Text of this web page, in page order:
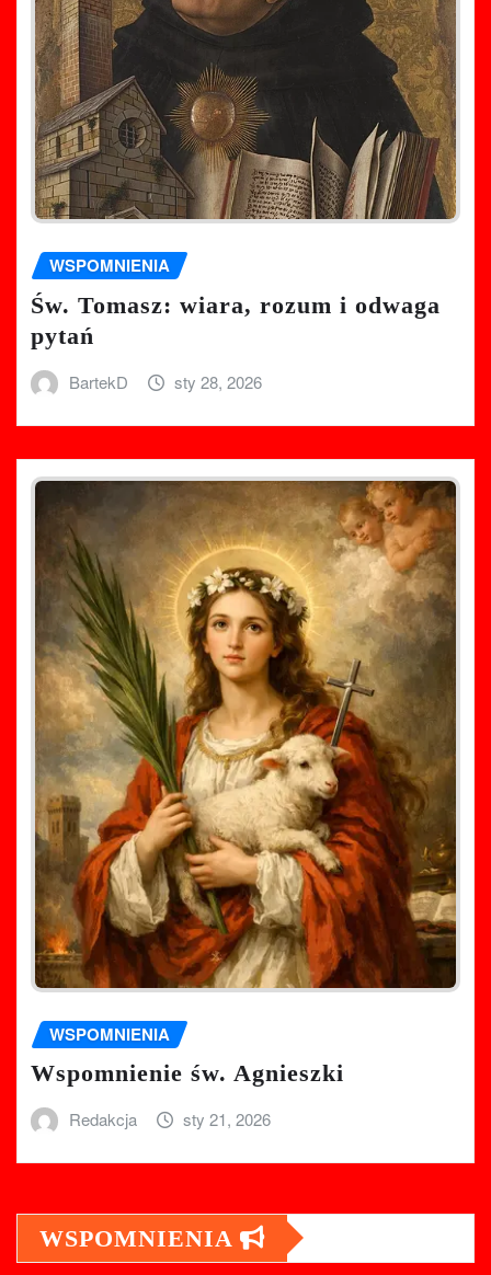
WSPOMNIENIA
Św. Tomasz: wiara, rozum i odwaga
pytań
BartekD sty 28, 2026
WSPOMNIENIA
Wspomnienie św. Agnieszki
Redakcja sty 21, 2026
WSPOMNIENIA